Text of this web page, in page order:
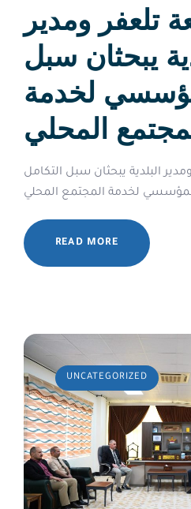
تلعفر ومدير
يبحثان سبل
لخدمة
المحلي
البلدية يبحثان سبل التكامل
READ MORE
UNCATEGORIZED